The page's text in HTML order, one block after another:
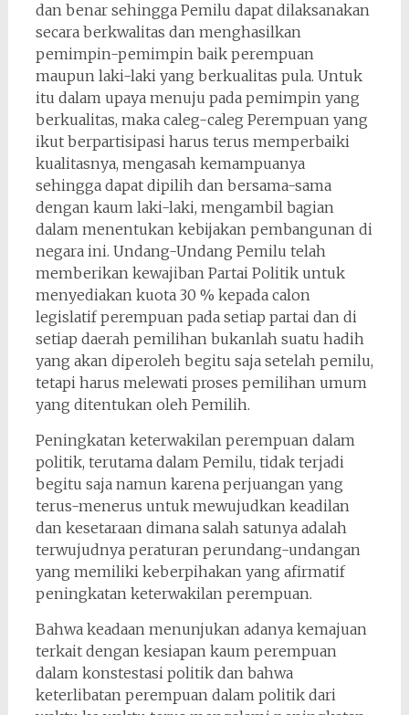
dan benar sehingga Pemilu dapat dilaksanakan
secara berkwalitas dan menghasilkan
pemimpin-pemimpin baik perempuan
maupun laki-laki yang berkualitas pula. Untuk
itu dalam upaya menuju pada pemimpin yang
berkualitas, maka caleg-caleg Perempuan yang
ikut berpartisipasi harus terus memperbaiki
kualitasnya, mengasah kemampuanya
sehingga dapat dipilih dan bersama-sama
dengan kaum laki-laki, mengambil bagian
dalam menentukan kebijakan pembangunan di
negara ini. Undang-Undang Pemilu telah
memberikan kewajiban Partai Politik untuk
menyediakan kuota 30 % kepada calon
legislatif perempuan pada setiap partai dan di
setiap daerah pemilihan bukanlah suatu hadih
yang akan diperoleh begitu saja setelah pemilu,
tetapi harus melewati proses pemilihan umum
yang ditentukan oleh Pemilih.
Peningkatan keterwakilan perempuan dalam
politik, terutama dalam Pemilu, tidak terjadi
begitu saja namun karena perjuangan yang
terus-menerus untuk mewujudkan keadilan
dan kesetaraan dimana salah satunya adalah
terwujudnya peraturan perundang-undangan
yang memiliki keberpihakan yang afirmatif
peningkatan keterwakilan perempuan.
Bahwa keadaan menunjukan adanya kemajuan
terkait dengan kesiapan kaum perempuan
dalam konstestasi politik dan bahwa
keterlibatan perempuan dalam politik dari